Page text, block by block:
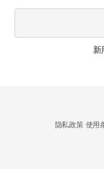
隐私政策 使用